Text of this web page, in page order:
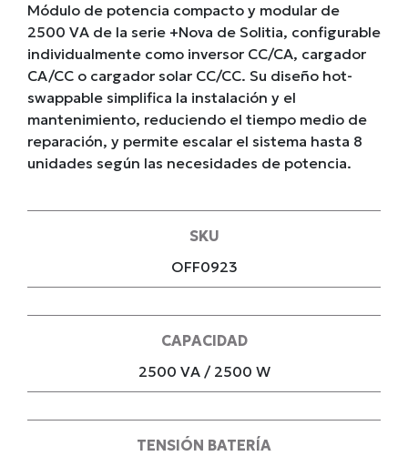
Módulo de potencia compacto y modular de
2500 VA de la serie +Nova de Solitia, configurable
individualmente como inversor CC/CA, cargador
CA/CC o cargador solar CC/CC. Su diseño hot-
swappable simplifica la instalación y el
mantenimiento, reduciendo el tiempo medio de
reparación, y permite escalar el sistema hasta 8
unidades según las necesidades de potencia.
SKU
OFF0923
CAPACIDAD
2500 VA / 2500 W
TENSIÓN BATERÍA